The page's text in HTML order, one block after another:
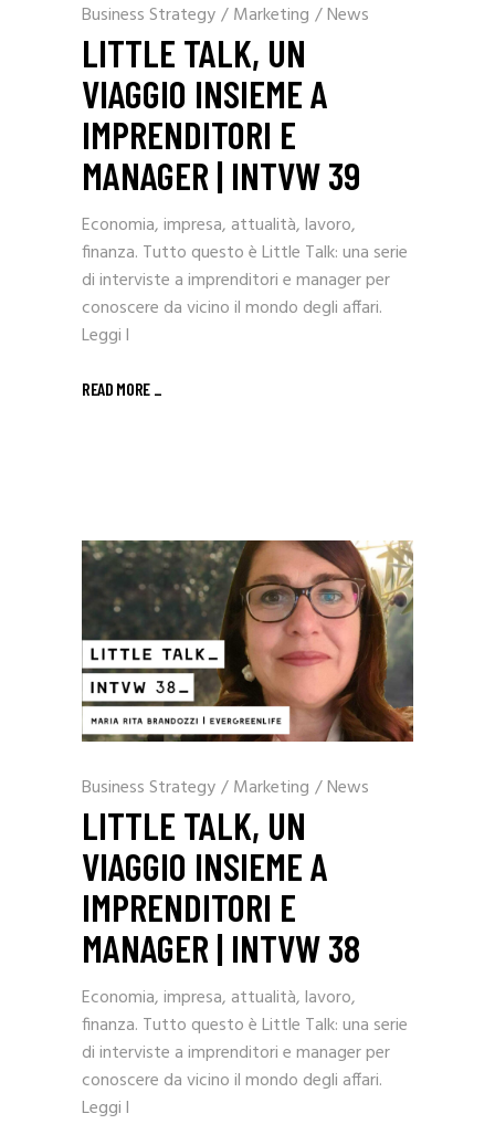
Business Strategy/ Marketing /News
LITTLE TALK, UN
VIAGGIO INSIEME A
IMPRENDITORI E
MANAGER | INTVW 39
Economia, impresa, attualità, lavoro,
finanza. Tutto questo è Little Talk: una serie
di interviste a imprenditori e manager per
conoscere da vicino il mondo degli affari.
Leggi l
READ MORE _
Business Strategy/ Marketing /News
LITTLE TALK, UN
VIAGGIO INSIEME A
IMPRENDITORI E
MANAGER | INTVW 38
Economia, impresa, attualità, lavoro,
finanza. Tutto questo è Little Talk: una serie
di interviste a imprenditori e manager per
conoscere da vicino il mondo degli affari.
Leggi l